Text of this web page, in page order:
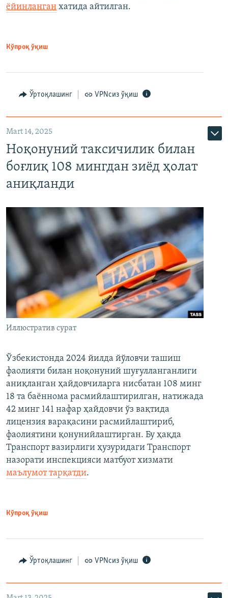
ёйинланган хатида айтилган.
Кўпроқ ўқиш
Ўртоқлашинг VPNсиз ўқиш
Mart 14, 2025
Ноқонуний таксичилик билан
боғлиқ 108 мингдан зиёд ҳолат
аниқланди
Иллюстратив сурат
Ўзбекистонда 2024 йилда йўловчи ташиш
фаолияти билан ноқонуний шуғулланганлиги
аниқланган ҳайдовчиларга нисбатан 108 минг
18 та баённома расмийлаштирилган, натижада
42 минг 141 нафар ҳайдовчи ўз вақтида
лицензия варақасини расмийлаштириб,
фаолиятини қонунийлаштирган. Бу ҳақда
Транспорт вазирлиги ҳузуридаги Транспорт
назорати инспекцияси матбуот хизмати
маълумот тарқатди.
Кўпроқ ўқиш
Ўртоқлашинг VPNсиз ўқиш